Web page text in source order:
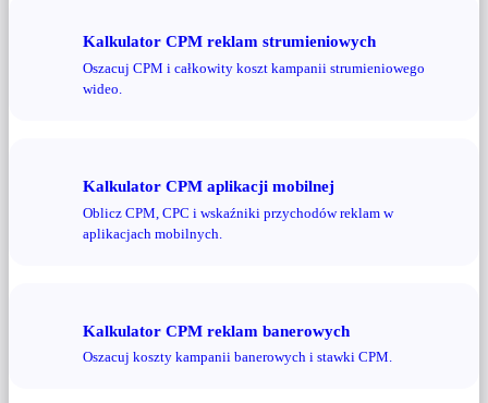
Kalkulator CPM reklam strumieniowych
Oszacuj CPM i całkowity koszt kampanii strumieniowego
wideo.
Kalkulator CPM aplikacji mobilnej
Oblicz CPM, CPC i wskaźniki przychodów reklam w
aplikacjach mobilnych.
Kalkulator CPM reklam banerowych
Oszacuj koszty kampanii banerowych i stawki CPM.